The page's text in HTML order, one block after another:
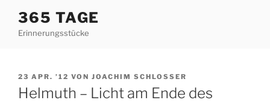
Inhalt
springen
365 TAGE
Erinnerungsstücke
VERÖFFENTLICHT
AM
23 APR. ’12 VON JOACHIM SCHLOSSER
Helmuth – Licht am Ende des